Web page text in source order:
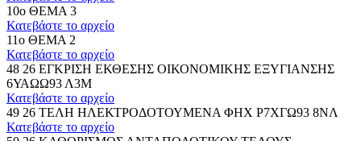
10ο ΘΕΜΑ 3
Κατεβάστε το αρχείο
11ο ΘΕΜΑ 2
Κατεβάστε το αρχείο
48 26 ΕΓΚΡΙΣΗ ΕΚΘΕΣΗΣ ΟΙΚΟΝΟΜΙΚΗΣ ΕΞΥΓΙΑΝΣΗΣ
6ΥΑΩΩ93 Λ3Μ
Κατεβάστε το αρχείο
49 26 ΤΕΛΗ ΗΛΕΚΤΡΟΔΟΤΟΥΜΕΝΑ ΦΗΧ Ρ7ΧΓΩ93 8ΝΛ
Κατεβάστε το αρχείο